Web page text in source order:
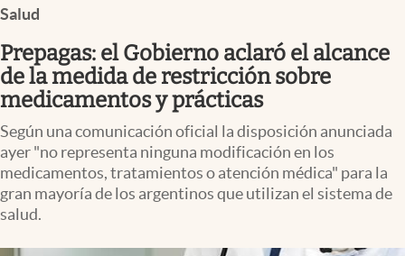
Uruguay
Negocios
Columnistas
Apertura
Infotechnology
Clase
Salud
Prepagas: el Gobierno aclaró el alcance
de la medida de restricción sobre
medicamentos y prácticas
Según una comunicación oficial la disposición anunciada
ayer "no representa ninguna modificación en los
medicamentos, tratamientos o atención médica" para la
gran mayoría de los argentinos que utilizan el sistema de
salud.